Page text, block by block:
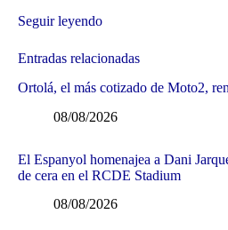
Seguir leyendo
Entradas relacionadas
Ortolá, el más cotizado de Moto2,
08/08/2026
El Espanyol homenajea a Dani
de cera en el RCDE Stadium
08/08/2026